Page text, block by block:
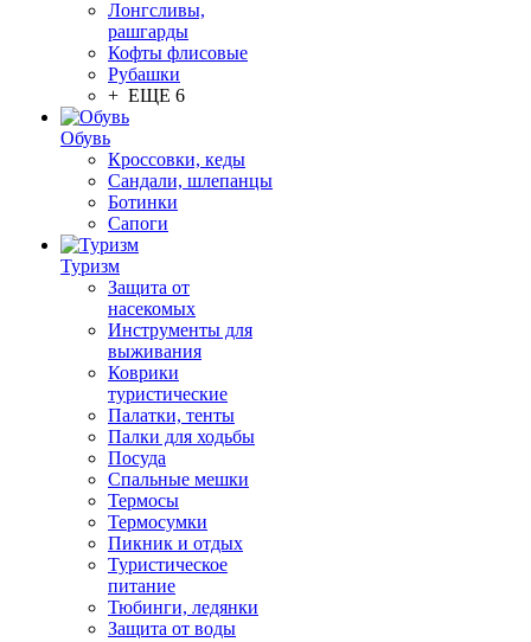
Лонгсливы,
рашгарды
Кофты флисовые
Рубашки
+ ЕЩЕ 6
Обувь
Кроссовки, кеды
Сандали, шлепанцы
Ботинки
Сапоги
Туризм
Защита от
насекомых
Инструменты для
выживания
Коврики
туристические
Палатки, тенты
Палки для ходьбы
Посуда
Спальные мешки
Термосы
Термосумки
Пикник и отдых
Туристическое
питание
Тюбинги, ледянки
Защита от воды